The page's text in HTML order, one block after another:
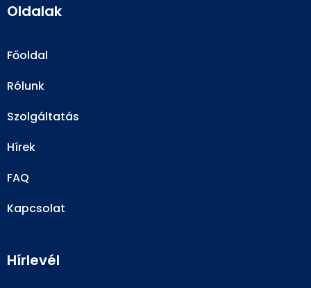
Oldalak
Főoldal
Rólunk
Szolgáltatás
Hírek
FAQ
Kapcsolat
Hírlevél